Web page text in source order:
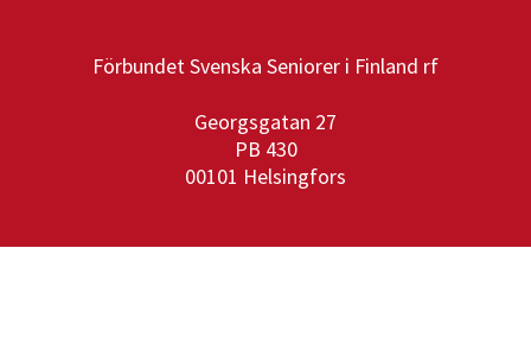
Förbundet Svenska Seniorer i Finland rf
Georgsgatan 27
PB 430
00101 Helsingfors